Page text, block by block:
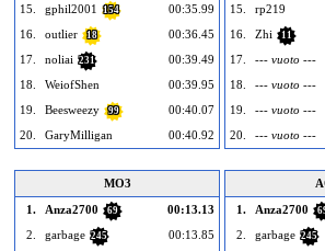
15.
gphil2001 154
00:35.99
16.
outlier 18
00:36.45
17.
noliai 231
00:39.49
18.
WeiofShen
00:39.95
19.
Beesweezy 99
00:40.07
20.
GaryMilligan 00:40.92
15.
rp219
16.
Zhi 11
17.
--- vuoto ---
18.
--- vuoto ---
19.
--- vuoto ---
20.
--- vuoto ---
MO3
1.
Anza2700 69
00:13.13
2.
garbage 245 00:13.85
1.
Anza2700
2.
garbage 245